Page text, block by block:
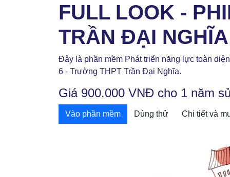
FULL LOOK -
TRẦN ĐẠI NGHĨA
Đây là phần mềm Phát triển năng lực toàn
6 - Trường THPT Trần Đại Nghĩa.
Giá 900.000 VNĐ cho 1 năm
Vào phần mềm Dùng thử Chi tiết và